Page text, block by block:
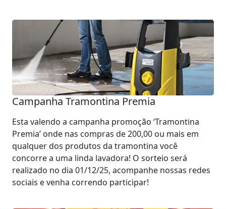
Campanha Tramontina Premia
Esta valendo a campanha promoção ‘Tramontina
Premia’ onde nas compras de 200,00 ou mais em
qualquer dos produtos da tramontina você
concorre a uma linda lavadora! O sorteio será
realizado no dia 01/12/25, acompanhe nossas redes
sociais e venha correndo participar!